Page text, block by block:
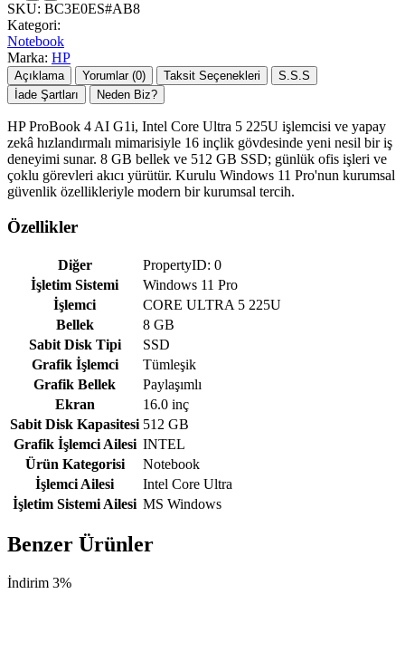
SKU: BC3E0ES#AB8
Kategori:
Notebook
Marka: HP
Açıklama Yorumlar (0) Taksit Seçenekleri
S.S.S
İade Şartları
Neden Biz?
HP ProBook 4 AI G1i, Intel Core Ultra 5 225U işlemcisi ve yapay
zekâ hızlandırmalı mimarisiyle 16 inçlik gövdesinde yeni nesil bir iş
deneyimi sunar. 8 GB bellek ve 512 GB SSD; günlük ofis işleri ve
çoklu görevleri akıcı yürütür. Kurulu Windows 11 Pro'nun kurumsal
güvenlik özellikleriyle modern bir kurumsal tercih.
Özellikler
Diğer
PropertyID: 0
İşletim Sistemi
Windows 11 Pro
İşlemci
CORE ULTRA 5 225U
Bellek
8 GB
Sabit Disk Tipi
SSD
Grafik İşlemci
Tümleşik
Grafik Bellek
Paylaşımlı
Ekran
16.0 inç
Sabit Disk Kapasitesi 512 GB
Grafik İşlemci Ailesi INTEL
Ürün Kategorisi
Notebook
İşlemci Ailesi
Intel Core Ultra
İşletim Sistemi Ailesi MS Windows
Benzer Ürünler
İndirim 3%